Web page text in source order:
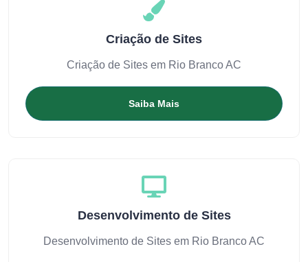
Criação de Sites
Criação de Sites em Rio Branco AC
Saiba Mais
Desenvolvimento de Sites
Desenvolvimento de Sites em Rio Branco AC